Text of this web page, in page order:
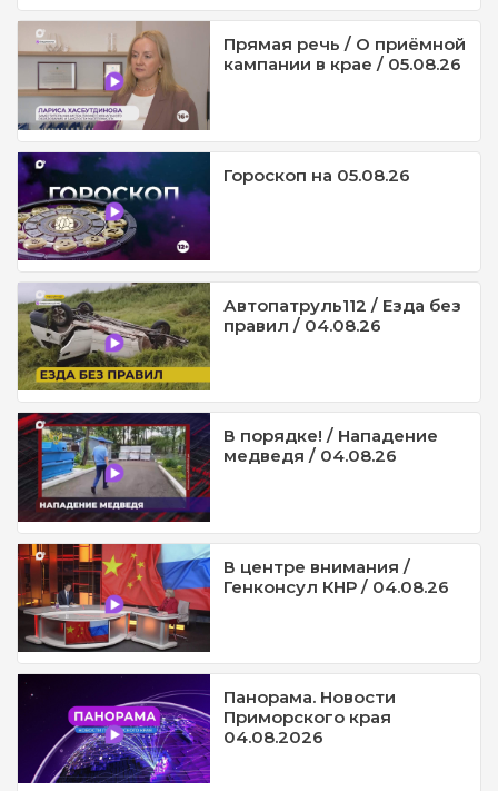
Прямая речь / О приёмной
кампании в крае / 05.08.26
Гороскоп на 05.08.26
Автопатруль112 / Езда без
правил / 04.08.26
В порядке! / Нападение
медведя / 04.08.26
В центре внимания /
Генконсул КНР / 04.08.26
Панорама. Новости
Приморского края
04.08.2026